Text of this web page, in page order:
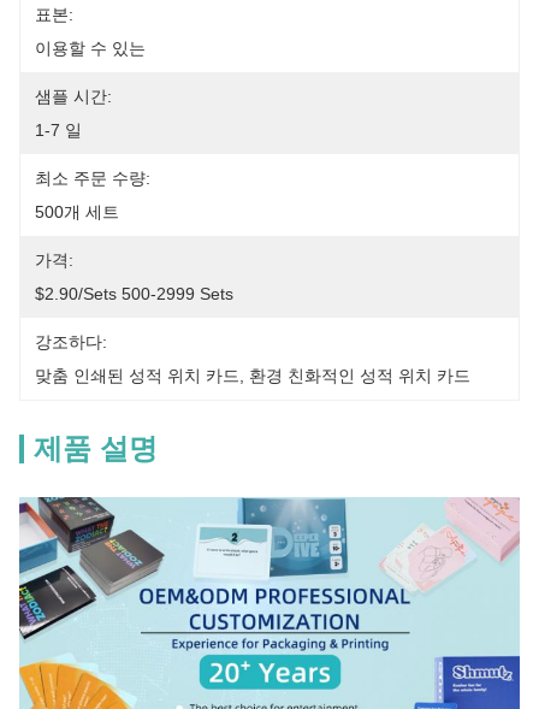
표본:
이용할 수 있는
샘플 시간:
1-7 일
최소 주문 수량:
500개 세트
가격:
$2.90/sets 500-2999 Sets
강조하다:
맞춤 인쇄된 성적 위치 카드
환경 친화적인 성적 위치 카드
제품 설명